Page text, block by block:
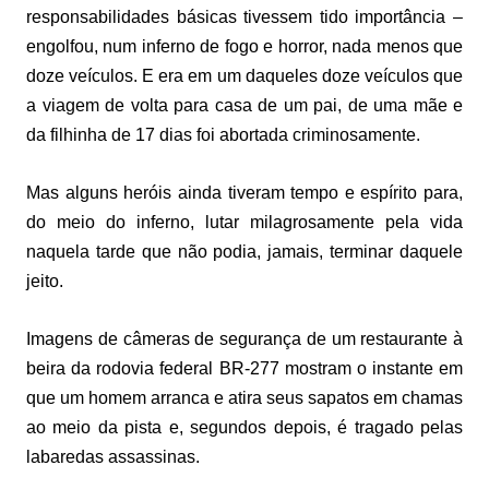
responsabilidades básicas tivessem tido importância –
engolfou, num inferno de fogo e horror, nada menos que
doze veículos. E era em um daqueles doze veículos que
a viagem de volta para casa de um pai, de uma mãe e
da filhinha de 17 dias foi abortada criminosamente.
Mas alguns heróis ainda tiveram tempo e espírito para,
do meio do inferno, lutar milagrosamente pela vida
naquela tarde que não podia, jamais, terminar daquele
jeito.
Imagens de câmeras de segurança de um restaurante à
beira da rodovia federal BR-277 mostram o instante em
que um homem arranca e atira seus sapatos em chamas
ao meio da pista e, segundos depois, é tragado pelas
labaredas assassinas.